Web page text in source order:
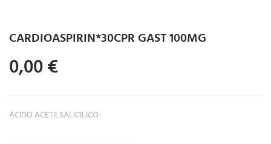
CARDIOASPIRIN*30CPR GAST 100MG
0,00€
ACIDO ACETILSALICILICO